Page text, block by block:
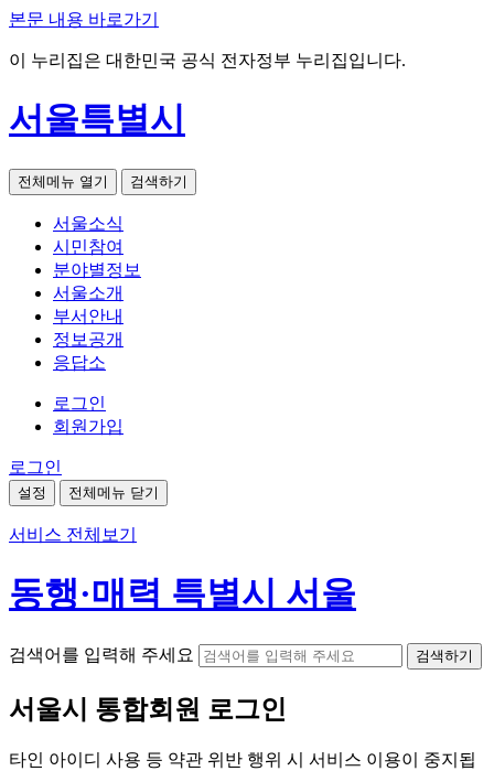
본문 내용 바로가기
이 누리집은 대한민국 공식 전자정부 누리집입니다.
서울특별시
전체메뉴 열기 검색하기
서울소식
시민참여
분야별정보
서울소개
부서안내
정보공개
응답소
로그인
회원가입
로그인
설정 전체메뉴 닫기
서비스 전체보기
동행·매력 특별시 서울
검색어를 입력해 주세요 검색하기
서울시 통합회원 로그인
타인 아이디 사용 등 약관 위반 행위 시 서비스 이용이 중지됩